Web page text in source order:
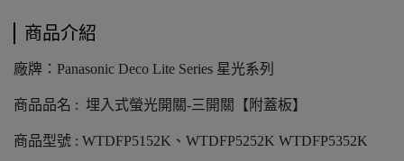
商品介紹
廠牌：Panasonic Deco Lite Series 星光系列
商品品名 : 埋入式螢光開關-三開關【附蓋板】
商品型號 : WTDFP5152K、WTDFP5252K WTDFP5352K